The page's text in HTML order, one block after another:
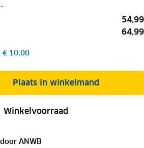
54,99
64,99
€ 10,00
Plaats in winkelmand
Winkelvoorraad
ANWB